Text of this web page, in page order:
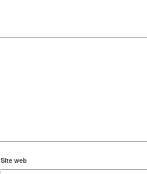
Site web